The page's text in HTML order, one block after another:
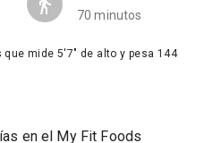
70 minutos
mide 5'7" de alto y pesa 144
en el My Fit Foods